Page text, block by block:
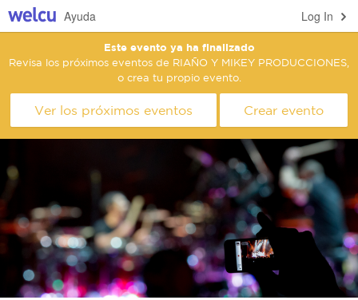
Log In
Ayuda
Este evento ya ha finalizado
Revisa los próximos eventos de RIAÑO Y MIKEY PRODUCCIONES,
o crea tu propio evento.
Ver los próximos eventos Crear evento